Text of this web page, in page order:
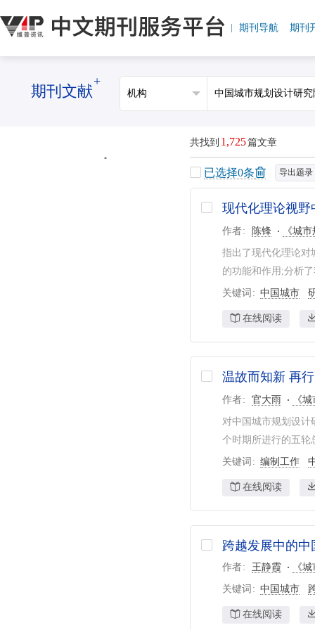
期刊导航 期刊
期刊文献
+
共找到 1,725篇文章
已选择0条 导出题录
现代化理论视
作者 陈锋 《城
指出了现代化理论对
的功能和作用;分析
关键词 中国城市
在线阅读
温故而知新 再
作者 官大雨 《
对中国城市规划设计
个时期所进行的五轮
关键词 编制工作
在线阅读
跨越发展中的
作者 王静霞 《
关键词 中国城市
在线阅读